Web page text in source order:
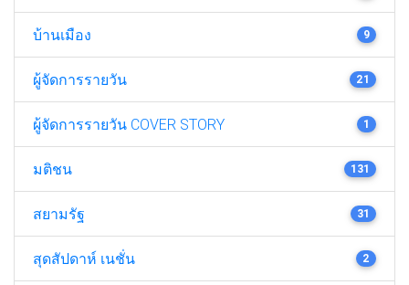
บ้านเมือง 9
ผู้จัดการรายวัน 21
ผู้จัดการรายวัน COVER STORY 1
มติชน 131
สยามรัฐ 31
สุดสัปดาห์ เนชั่น 2